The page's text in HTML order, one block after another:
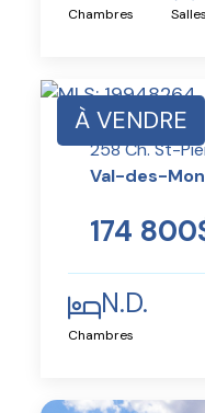
Chambres
À VENDRE
258 Ch. St-
Val-des-
174
N.D.
Chambres